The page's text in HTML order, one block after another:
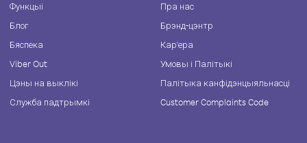
Функцыі
Блог
Бяспека
Viber Out
Цэны на выклікі
Служба падтрымкі
Пра нас
Брэнд-цэнтр
Кар'ера
Умовы і Палітыкі
Палітыка канфідэнцыяльнасці
Customer Complaints Code